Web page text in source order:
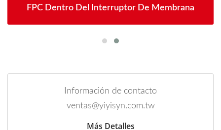
FPC Dentro Del Interruptor De Membrana
Información de contacto
ventas@yiyisyn.com.tw
Más Detalles